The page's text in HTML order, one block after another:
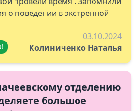
о поведении в экстренной
03.10.2024
Колиниченко Наталья
отделению
большое